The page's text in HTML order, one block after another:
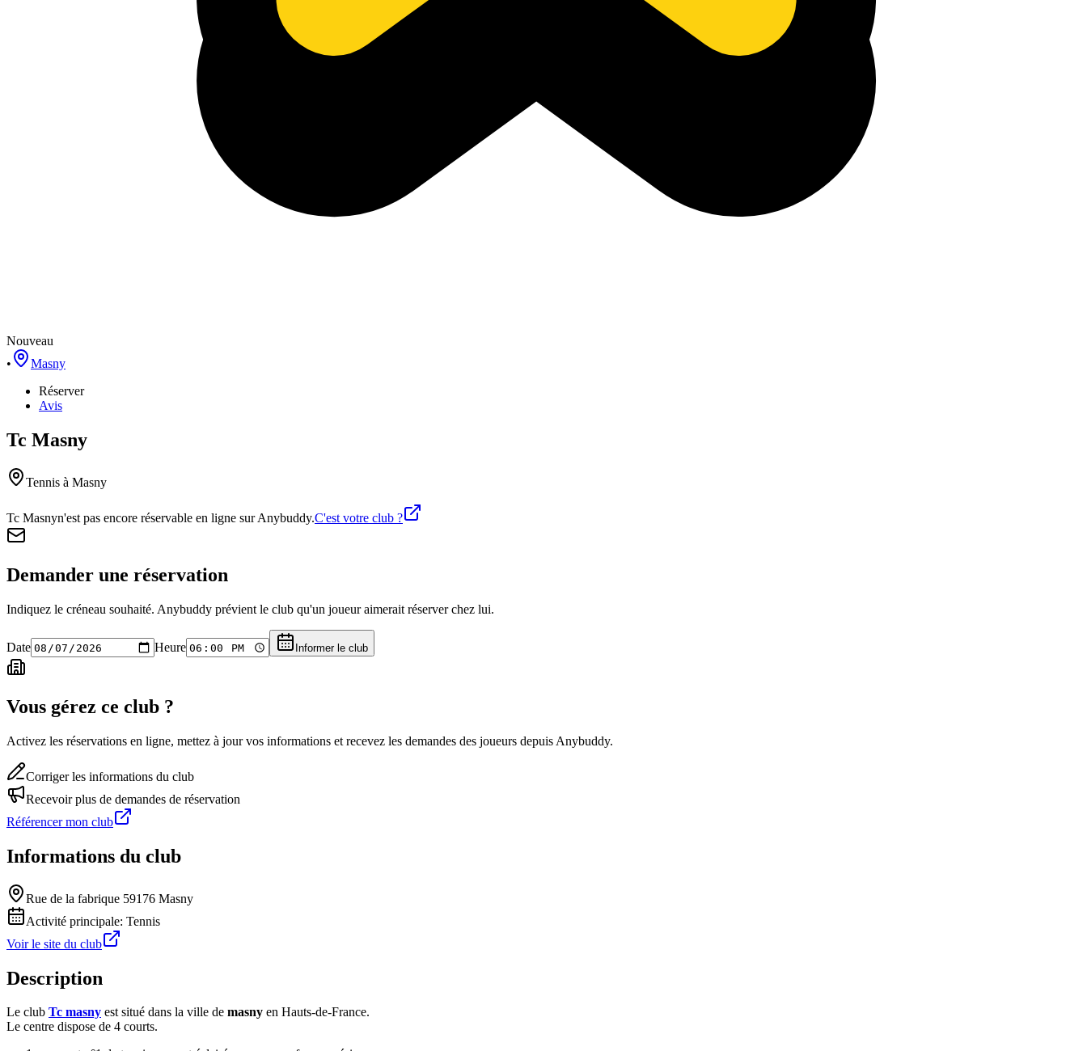
Nouveau
•
Masny
Réserver
Avis
Tc Masny
Tennis à Masny
Tc Masnyn'est pas encore réservable en ligne sur Anybuddy.C'est votre club ?
Demander une réservation
Indiquez le créneau souhaité. Anybuddy prévient le club qu'un joueur aimerait réserver chez lui.
Date Heure Informer le club
Vous gérez ce club ?
Activez les réservations en ligne, mettez à jour vos informations et recevez les demandes des joueurs depuis Anybuddy.
Corriger les informations du club
Recevoir plus de demandes de réservation
Référencer mon club
Informations du club
Rue de la fabrique 59176 Masny
Activité principale: Tennis
Voir le site du club
Description
Le club Tc masny est situé dans la ville de masny en Hauts-de-France.
Le centre dispose de 4 courts.